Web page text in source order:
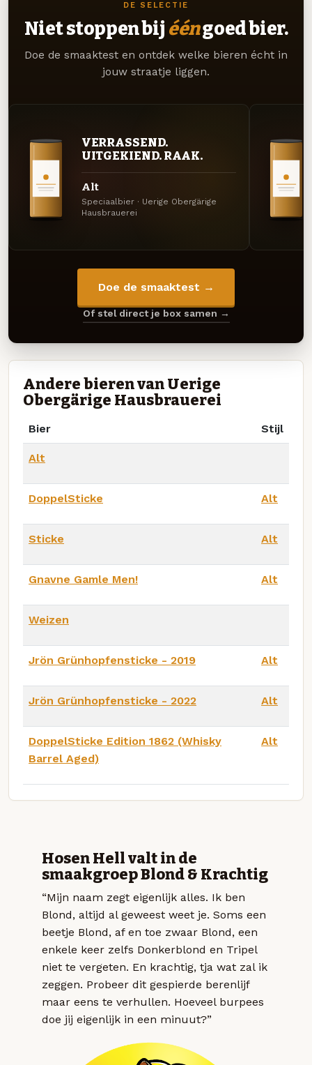
DE SELECTIE
Niet stoppen bij ééngoed bier.
Doe de smaaktest en ontdek welke bieren écht in
jouw straatje liggen.
VERRASSEND.
UITGEKIEND. RAAK.
Alt
Speciaalbier · Uerige Obergärige
Hausbrauerei
Doe de smaaktest →
Of stel direct je box samen →
Andere bieren van Uerige
Obergärige Hausbrauerei
Bier Stijl
Alt
DoppelSticke Alt
Sticke Alt
Gnavne Gamle Men! Alt
Weizen
Jrön Grünhopfensticke - 2019 Alt
Jrön Grünhopfensticke - 2022 Alt
DoppelSticke Edition 1862 (Whisky
Barrel Aged)
Alt
Hosen Hell valt in de
smaakgroep Blond & Krachtig
“Mijn naam zegt eigenlijk alles. Ik ben
Blond, altijd al geweest weet je. Soms een
beetje Blond, af en toe zwaar Blond, een
enkele keer zelfs Donkerblond en Tripel
niet te vergeten. En krachtig, tja wat zal ik
zeggen. Probeer dit gespierde berenlijf
maar eens te verhullen. Hoeveel burpees
doe jij eigenlijk in een minuut?”